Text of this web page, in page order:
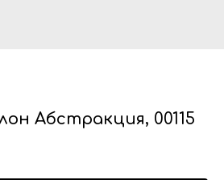
Абстракция, 00115